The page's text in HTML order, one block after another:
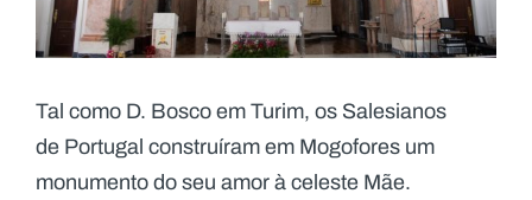
Tal como D. Bosco em Turim, os Salesianos
de Portugal construíram em Mogofores um
monumento do seu amor à celeste Mãe.